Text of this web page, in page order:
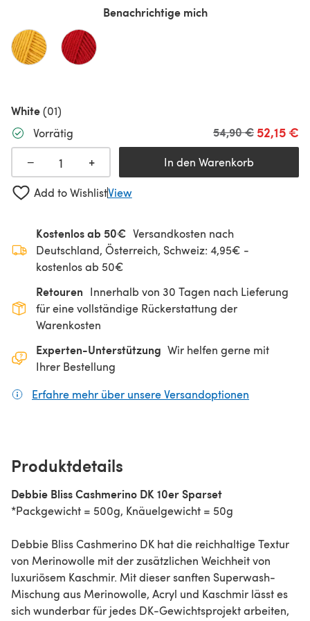
Benachrichtige mich
White(01)
Vorrätig
52,15 €
Alter Preis
54,90 €
− + In den Warenkorb
Add to WishlistView
Kostenlos ab 50€ Versandkosten nach
Deutschland, Österreich, Schweiz: 4,95€ -
kostenlos ab 50€
Retouren Innerhalb von 30 Tagen nach Lieferung
für eine vollständige Rückerstattung der
Warenkosten
Experten-Unterstützung Wir helfen gerne mit
Ihrer Bestellung
Erfahre mehr über unsere Versandoptionen
Produktdetails
Debbie Bliss Cashmerino DK 10er Sparset
*Packgewicht = 500g, Knäuelgewicht = 50g
Debbie Bliss Cashmerino DK hat die reichhaltige Textur
von Merinowolle mit der zusätzlichen Weichheit von
luxuriösem Kaschmir. Mit dieser sanften Superwash-
Mischung aus Merinowolle, Acryl und Kaschmir lässt es
sich wunderbar für jedes DK-Gewichtsprojekt arbeiten,